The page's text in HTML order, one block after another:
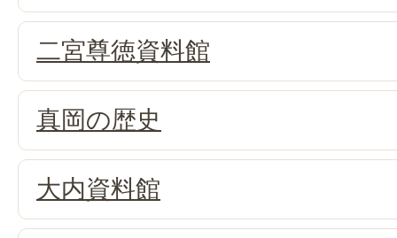
二宮尊徳資料館
真岡の歴史
大内資料館